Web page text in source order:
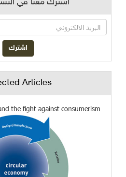
اشترك معنا في
Articles
the fight against consumerism